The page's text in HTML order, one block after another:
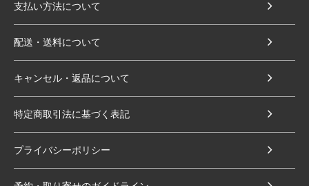
支払い方法について
配送・送料について
キャンセル・返品について
特定商取引法に基づく表記
プライバシーポリシー